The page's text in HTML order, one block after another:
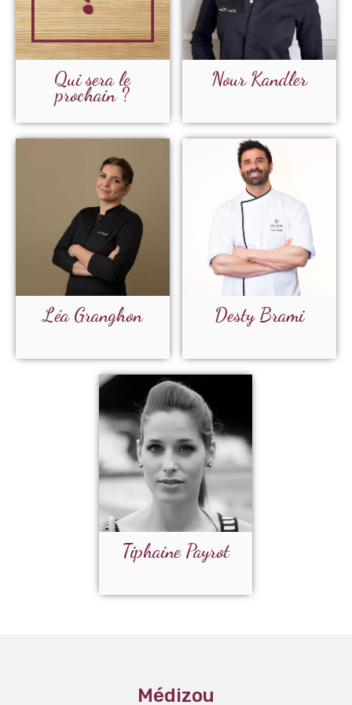
Qui sera le
prochain ?
Nour Kandler
Léa Granghon Desty Brami
Tiphaine Payrot
Médizou